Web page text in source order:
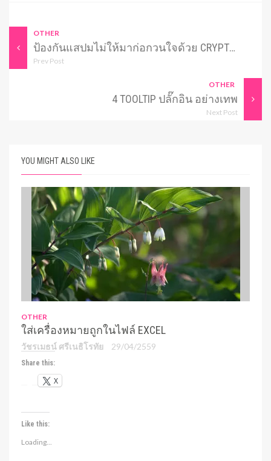
OTHER
ป้องกันแสปมไม่ให้มาก่อกวนใจด้วย CRYPTOGRAPHP CAPTCHA
Prev Post
OTHER
4 TOOLTIP ปลั๊กอิน อย่างเทพ
Next Post
YOU MIGHT ALSO LIKE
OTHER
ใส่เครื่องหมายถูกในไฟล์ EXCEL
วัชรเมธน์ ศรีเนธิโรทัย 29/04/2559
Share this:
X
Like this:
Loading...